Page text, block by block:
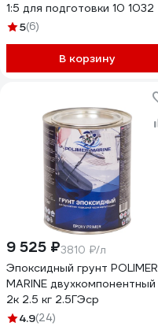
1:5 для подготовки 10 1032
5(6)
В корзину
9 525 ₽3810 ₽/л
Эпоксидный грунт POLIMER
MARINE двухкомпонентный
2к 2.5 кг 2.5ГЭср
4.9(24)